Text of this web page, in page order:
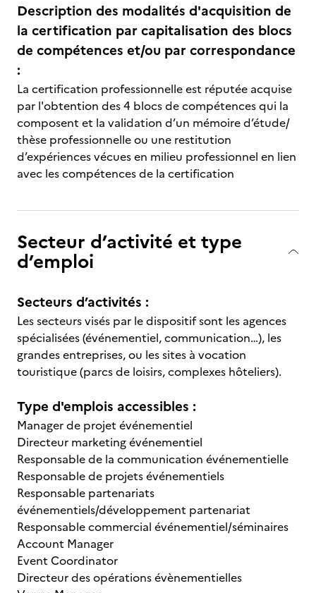
Description des modalités d'acquisition de
la certification par capitalisation des blocs
de compétences et/ou par correspondance
:
La certification professionnelle est réputée acquise
par l'obtention des 4 blocs de compétences qui la
composent et la validation d’un mémoire d’étude/
thèse professionnelle ou une restitution
d’expériences vécues en milieu professionnel en lien
avec les compétences de la certification
Secteur d’activité et type
d’emploi
Secteurs d’activités :
Les secteurs visés par le dispositif sont les agences
spécialisées (événementiel, communication…), les
grandes entreprises, ou les sites à vocation
touristique (parcs de loisirs, complexes hôteliers).
Type d'emplois accessibles :
Manager de projet événementiel
Directeur marketing événementiel
Responsable de la communication événementielle
Responsable de projets événementiels
Responsable partenariats
événementiels/développement partenariat
Responsable commercial événementiel/séminaires
Account Manager
Event Coordinator
Directeur des opérations évènementielles